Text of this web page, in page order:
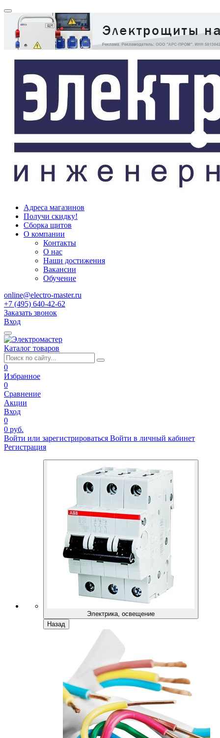
Адреса магазинов
Получи скидку!
Сборка щитов
О компании
Контакты
О нас
Наши достижения
Вакансии
Обучение
online@electro-master.ru
+7 (495) 640-42-62
Заказать звонок
Вход
Каталог товаров
0
Избранное
0
Сравнение
Акции
Вход
0
0 руб.
Войти или зарегистрироваться Войти в личный кабинет
Регистрация
Электрика, освещение
Назад